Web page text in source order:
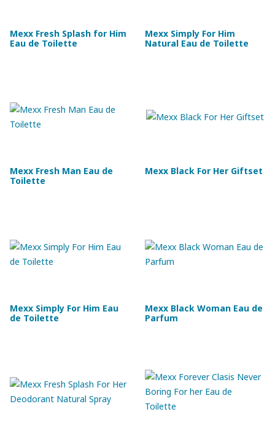
Mexx Fresh Splash for Him
Eau de Toilette
Mexx Simply For Him
Natural Eau de Toilette
Mexx Fresh Man Eau de
Toilette
Mexx Black For Her Giftset
Mexx Simply For Him Eau
de Toilette
Mexx Black Woman Eau de
Parfum